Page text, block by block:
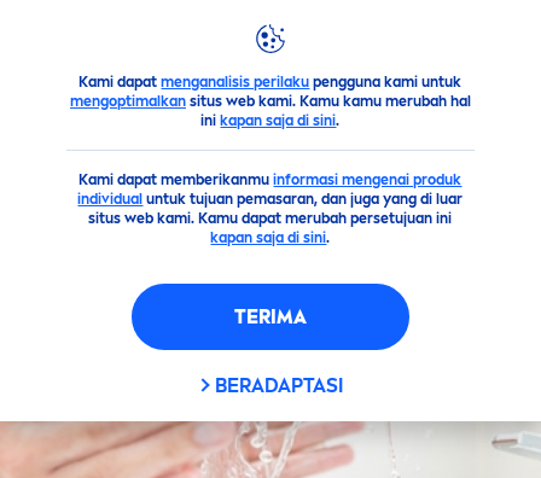
Kami dapatmenganalisis perilaku pengguna kami untuk
mengoptimalkansitus web kami. Kamu kamu merubah hal
ini kapan saja di sini.
Kami dapat memberikanmuinformasi mengenai produk
individual untuk tujuan pemasaran, dan juga yang di luar
situs web kami. Kamu dapat merubah persetujuan ini
kapan saja di sini.
TERIMA
BERADAPTASI
Saran Perawatan Wajah MicellairXpert - Bersihkan